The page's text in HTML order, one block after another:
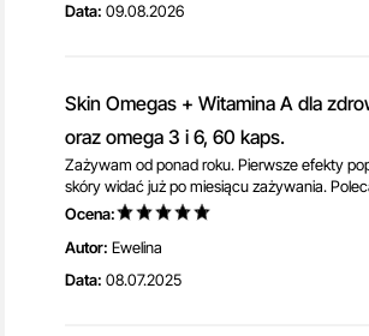
Data: 09.08.2026
Skin Omegas + Witamina A dla
oraz omega 3 i 6, 60 kaps.
Zażywam od ponad roku. Pierwsze efekty
skóry widać już po miesiącu zażywania.
Ocena:
Autor: Ewelina
Data: 08.07.2025